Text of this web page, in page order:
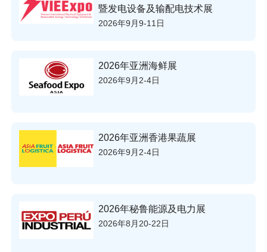
暨发电设备及输配电技术展
2026年9月9-11日
2026年亚洲海鲜展
2026年9月2-4日
2026年亚洲香港果蔬展
2026年9月2-4日
2026年秘鲁能源及电力展
2026年8月20-22日